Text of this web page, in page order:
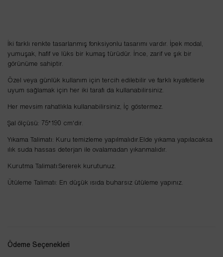
İki farklı renkte tasarlanmış fonksiyonlu tasarımı vardır. İpek modal,
yumuşak, hafif ve lüks bir kumaş türüdür. İnce, zarif ve şık bir
görünüme sahiptir.
Özel veya günlük kullanım için tercih edilebilir ve farklı kıyafetlerle
uyum sağlamak için her iki tarafı da kullanabilirsiniz.
Her mevsim rahatlıkla kullanabilirsiniz, İç göstermez.
Şal ölçüsü: 75*190 cm'dir.
Yıkama Talimatı: Kuru temizleme yapılmalıdır.Elde yıkama yapılacaksa
ılık suda hassas deterjan ile ovalamadan yıkanmalıdır.
Kurutma Talimatı:Sererek kurutunuz.
Ütüleme Talimatı: En düşük ısıda buharsız ütüleme yapınız.
Ödeme Seçenekleri